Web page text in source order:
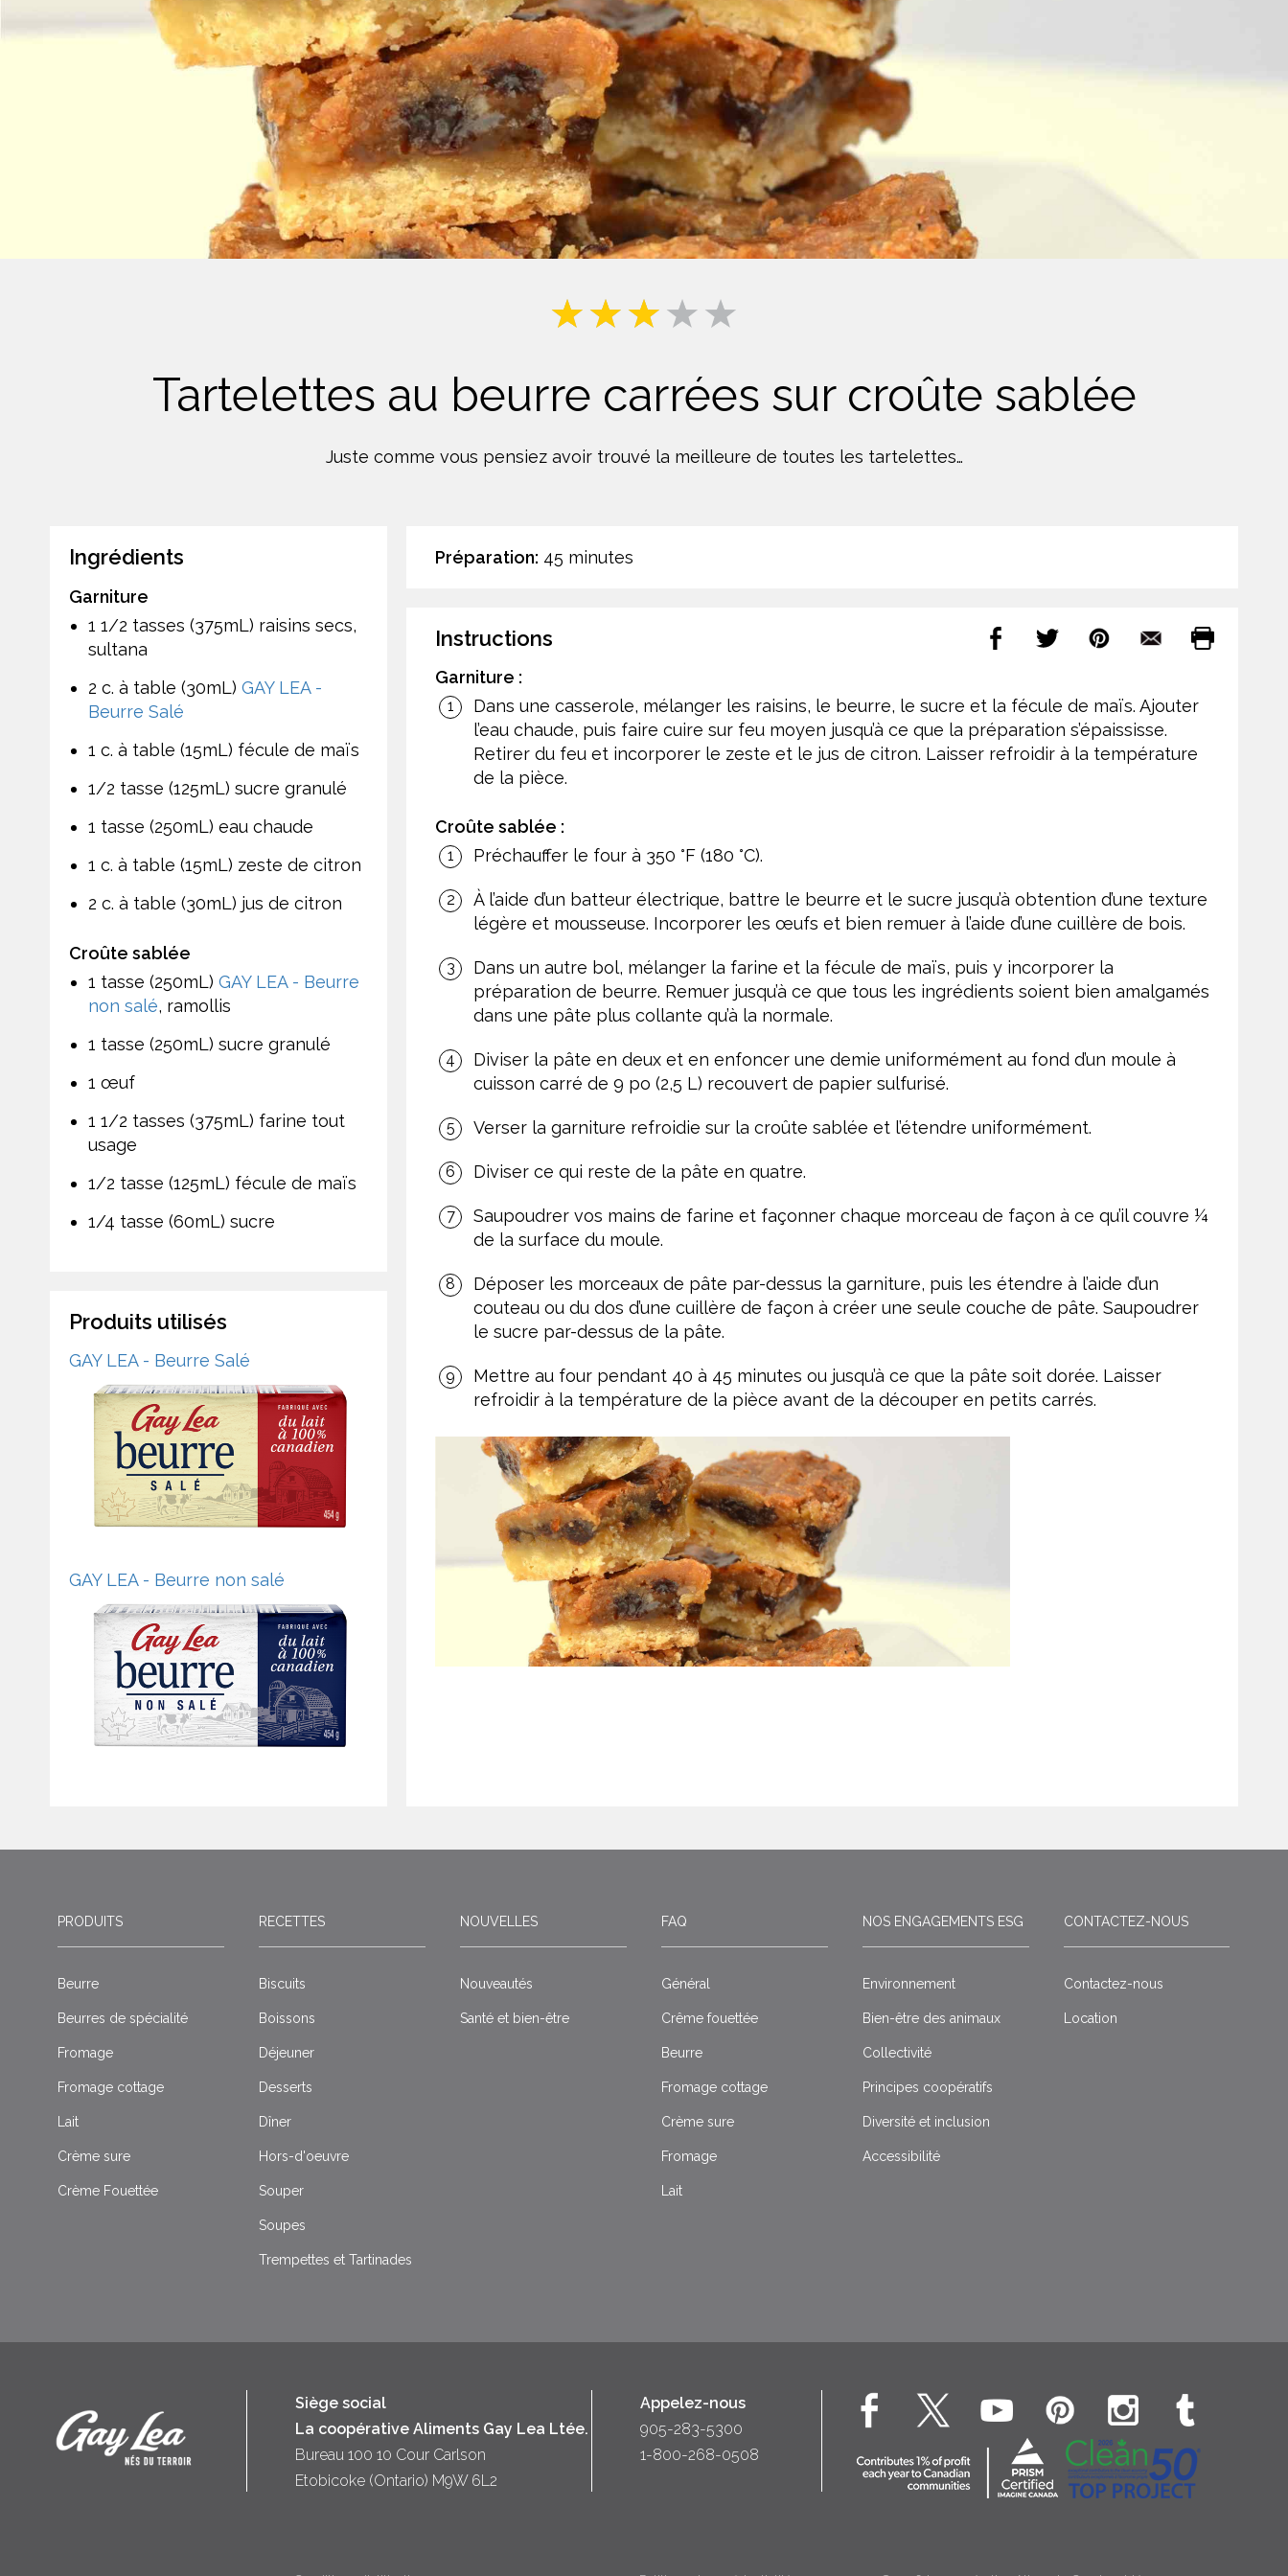
Crème Fouettée Desserts
Boissons
Biscuits
Lait
Tartelettes au beurre carrées sur croûte sablée
Juste comme vous pensiez avoir trouvé la meilleure de toutes les tartelettes…
Préparation: 45 minutes
Instructions
Garniture :
Dans une casserole, mélanger les raisins, le beurre, le sucre et la fécule de maïs. Ajouter
l’eau chaude, puis faire cuire sur feu moyen jusqu’à ce que la préparation s’épaississe.
Retirer du feu et incorporer le zeste et le jus de citron. Laisser refroidir à la température
de la pièce.
Croûte sablée :
Préchauffer le four à 350 °F (180 °C).
À l’aide d’un batteur électrique, battre le beurre et le sucre jusqu’à obtention d’une texture
légère et mousseuse. Incorporer les œufs et bien remuer à l’aide d’une cuillère de bois.
Dans un autre bol, mélanger la farine et la fécule de maïs, puis y incorporer la
préparation de beurre. Remuer jusqu’à ce que tous les ingrédients soient bien amalgamés
dans une pâte plus collante qu’à la normale.
Diviser la pâte en deux et en enfoncer une demie uniformément au fond d’un moule à
cuisson carré de 9 po (2,5 L) recouvert de papier sulfurisé.
Verser la garniture refroidie sur la croûte sablée et l’étendre uniformément.
Diviser ce qui reste de la pâte en quatre.
Saupoudrer vos mains de farine et façonner chaque morceau de façon à ce qu’il couvre ¼
de la surface du moule.
Déposer les morceaux de pâte par-dessus la garniture, puis les étendre à l’aide d’un
couteau ou du dos d’une cuillère de façon à créer une seule couche de pâte. Saupoudrer
le sucre par-dessus de la pâte.
Mettre au four pendant 40 à 45 minutes ou jusqu’à ce que la pâte soit dorée. Laisser
refroidir à la température de la pièce avant de la découper en petits carrés.
Ingrédients
Garniture
1 1/2 tasses (375mL) raisins secs,
sultana
2 c. à table (30mL) GAY LEA -
Beurre Salé
1 c. à table (15mL) fécule de maïs
1/2 tasse (125mL) sucre granulé
1 tasse (250mL) eau chaude
1 c. à table (15mL) zeste de citron
2 c. à table (30mL) jus de citron
Croûte sablée
1 tasse (250mL) GAY LEA - Beurre
non salé, ramollis
1 tasse (250mL) sucre granulé
1 œuf
1 1/2 tasses (375mL) farine tout
usage
1/2 tasse (125mL) fécule de maïs
1/4 tasse (60mL) sucre
Produits utilisés
GAY LEA - Beurre Salé
GAY LEA - Beurre non salé
PRODUITS
Beurre
Beurres de spécialité
Fromage
Fromage cottage
Lait
Crème sure
Crème Fouettée
RECETTES
Biscuits
Boissons
Déjeuner
Desserts
Dîner
Hors-d'oeuvre
Souper
Soupes
Trempettes et Tartinades
NOUVELLES
Nouveautés
Santé et bien-être
FAQ
Général
Crême fouettée
Beurre
Fromage cottage
Crème sure
Fromage
Lait
NOS ENGAGEMENTS ESG
Environnement
Bien-être des animaux
Collectivité
Principes coopératifs
Diversité et inclusion
Accessibilité
CONTACTEZ-NOUS
Contactez-nous
Location
Siège social
La coopérative Aliments Gay Lea Ltée.
Bureau 100 10 Cour Carlson
Etobicoke (Ontario) M9W 6L2
Appelez-nous
905-283-5300
1-800-268-0508